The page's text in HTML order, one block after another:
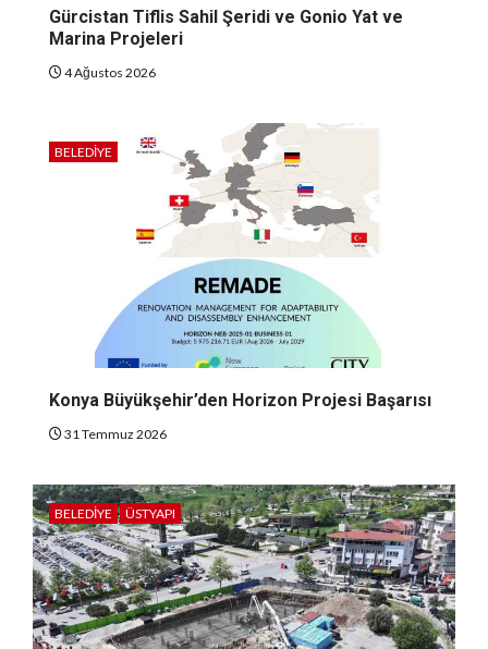
Gürcistan Tiflis Sahil Şeridi ve Gonio Yat ve
Marina Projeleri
4 Ağustos 2026
BELEDIYE
Konya Büyükşehir’den Horizon Projesi Başarısı
31 Temmuz 2026
BELEDIYE ÜSTYAPI